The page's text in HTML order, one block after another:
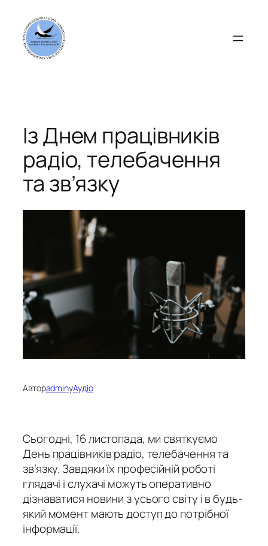
вмісту
Із Днем працівників
радіо, телебачення
та зв’язку
АвторadminуАудіо
Сьогодні, 16 листопада, ми святкуємо
День працівників радіо, телебачення та
зв’язку. Завдяки їх професійній роботі
глядачі і слухачі можуть оперативно
дізнаватися новини з усього світу і в будь-
який момент мають доступ до потрібної
інформації.